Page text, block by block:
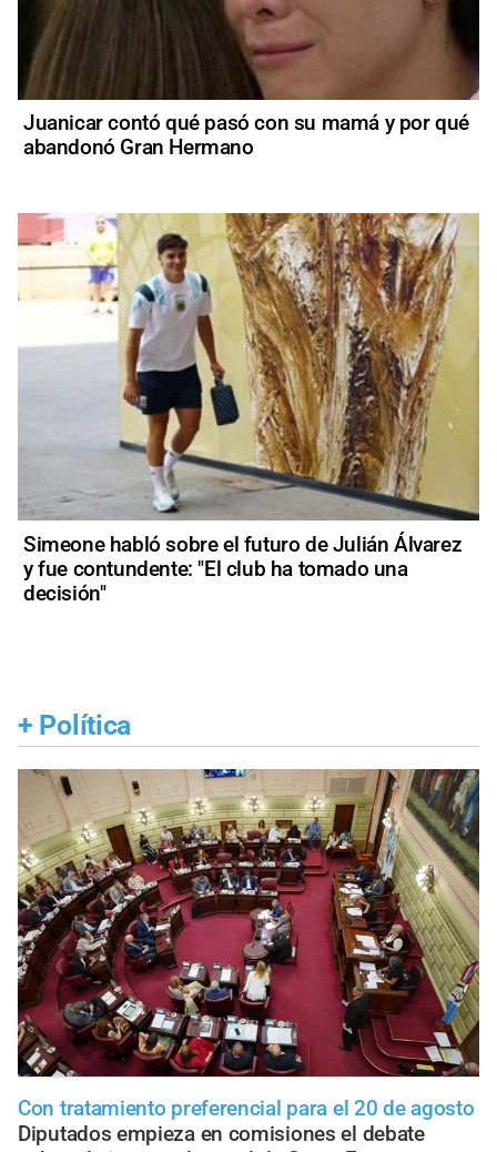
Juanicar contó qué pasó con su mamá y por qué
abandonó Gran Hermano
Simeone habló sobre el futuro de Julián Álvarez
y fue contundente: "El club ha tomado una
decisión"
+ Política
Con tratamiento preferencial para el 20 de agosto
Diputados empieza en comisiones el debate